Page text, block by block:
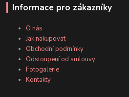
Informace pro zákazníky
O nás
Jak nakupovat
Obchodní podmínky
Odstoupení od smlouvy
Fotogalerie
Kontakty